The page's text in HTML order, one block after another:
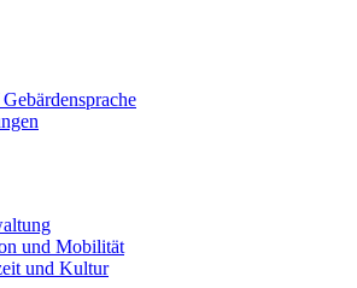
und Mobilität
und Kultur